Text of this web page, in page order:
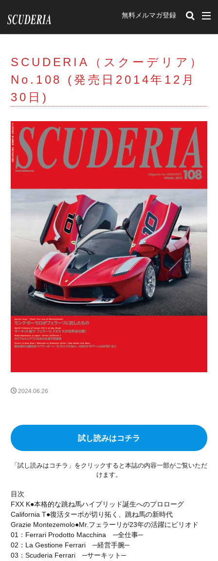
無料メルマガ登録
SCUDERIA（スクーデリア）
No.108 (発売日2014年12月
30日)
2024.06.26
試し読みはコチラ
「試し読みはコチラ」をクリックすると本誌の内容一部がご覧いただ
けます。
目次
FXX K●本格的な跳ね馬ハイブリッド誕生へのプロローグ
California T●復活ターボが切り拓く、跳ね馬の新時代
Grazie Montezemolo●Mr.フェラーリが23年の活躍にピリオド
01：Ferrari Prodotto Macchina ─全仕事─
02：La Gestione Ferrari ─経営手腕─
03：Scuderia Ferrari ─サーキット─
カテゴリー
タグ
romaspider SF90XXstradale purosangue
Mondial3.2 Mondial Cabriolet 328GTB
328GTS 308GTB 208GTB 512BB
GTBturbo 360 Modena 456M F50
599
carifornia 456 288GTO ENZO 599GTO
プロサングエ 清水草一 dino watch
RICHARDMILLE 296gts roma Prosangue
308GT4 208GT4 BREITLING
TOPTIME SatoTakuma Mclaren RM65-01
伊勢丹新宿店 RM16-02 12CLINDRI SPIDER
MARK&LONA GOLF 木村拓哉
リシャールミル FerrariCallenge F1日本GP
鈴鹿サーキット 488チャレンジEVO
488GT3EVO
2025秋冬コレクション 296challenge 宮里優作
成田美寿々 青木瀬令奈
KARUIZAWA MOTOR GATHERING クラシックカー
SCUDERIA FERRARI HUBLOT ウブロ
カミネ 高級腕時計 リーン・ロゼ
ドリームベッド ligneroset
2026春夏コレクション フェラーリSC40